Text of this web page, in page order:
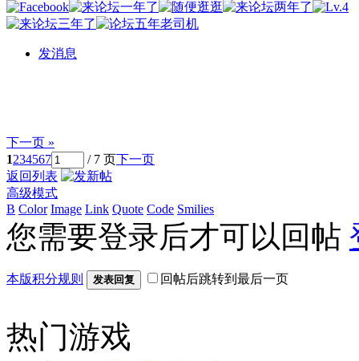
发消息
下一页 »
1234567 / 7 页下一页
返回列表
高级模式
B Color Image Link Quote Code Smilies
您需要登录后才可以回帖
本版积分规则 发表回复 回帖后跳转到最后一页
热门游戏